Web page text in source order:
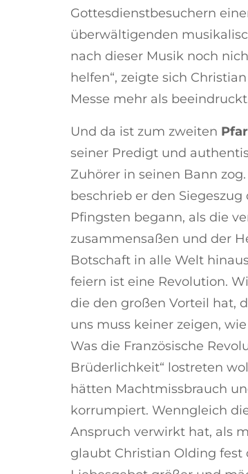
Gottesdienstbesuchern
überwältigenden
nach dieser Musik noch
helfen“, zeigte sich
Messe mehr als
Und da ist zum zweiten
seiner Predigt und
Zuhörer in seinen Bann
beschrieb er den
Pfingsten begann, als die
zusammensaßen und der
Botschaft in alle Welt
feiern ist eine Revolution.
die den großen Vorteil hat,
uns muss keiner zeigen,
Was die Französische
Brüderlichkeit“ lostreten
hätten Machtmissbrauch
korrumpiert. Wenngleich
Anspruch verwirkt hat, als
glaubt Christian Olding fest